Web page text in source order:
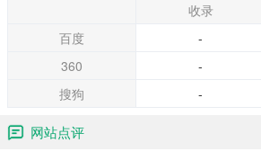
收录
百度
-
360
-
搜狗
-
网站点评